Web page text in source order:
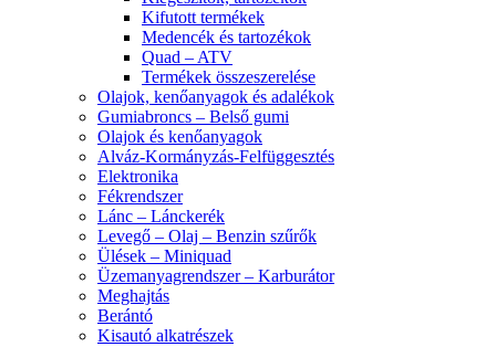
Kifutott termékek
Medencék és tartozékok
Quad – ATV
Termékek összeszerelése
Olajok, kenőanyagok és adalékok
Gumiabroncs – Belső gumi
Olajok és kenőanyagok
Alváz-Kormányzás-Felfüggesztés
Elektronika
Fékrendszer
Lánc – Lánckerék
Levegő – Olaj – Benzin szűrők
Ülések – Miniquad
Üzemanyagrendszer – Karburátor
Meghajtás
Berántó
Kisautó alkatrészek